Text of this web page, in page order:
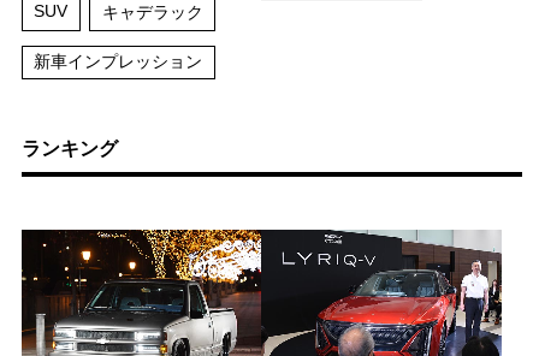
SUV キャデラック
新車インプレッション
ランキング